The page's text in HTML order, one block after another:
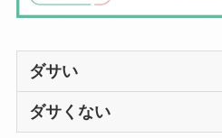
ダサい
ダサくない